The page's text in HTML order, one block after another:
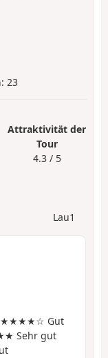
23
Attraktivität der
Tour
4.3 / 5
Lau1
★★★★☆ Gut
Sehr gut